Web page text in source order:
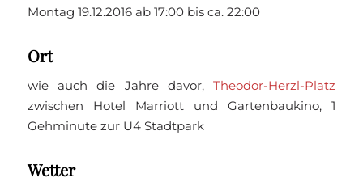
Montag 19.12.2016 ab 17:00 bis ca. 22:00
Ort
wie auch die Jahre davor,Theodor-Herzl-Platz
zwischen Hotel Marriott und Gartenbaukino, 1
Gehminute zur U4 Stadtpark
Wetter